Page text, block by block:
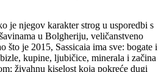
je njegov karakter strog u usporedbi s
u Bolgheriju, veličanstveno
što je 2015, Sassicaia ima sve: bogate i
kupine, ljubičice, minerala i začina
živahnu kiselost koja pokreće dugi